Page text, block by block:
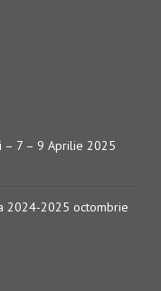
– 7 – 9 Aprilie 2025
2024-2025 octombrie